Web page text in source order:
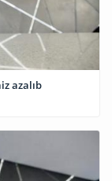
azalıb